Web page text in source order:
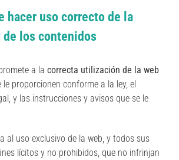
hacer uso correcto de la
de los contenidos
a la correcta utilización de la web
proporcionen conforme a la ley, el
y las instrucciones y avisos que se le
al uso exclusivo de la web, y todos sus
lícitos y no prohibidos, que no infrinjan